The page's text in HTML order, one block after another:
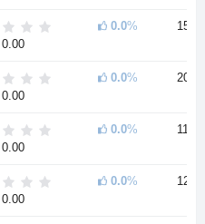
0.00
0.0% 15
0.00
0.0% 20
0.00
0.0% 11
0.00
0.0% 12